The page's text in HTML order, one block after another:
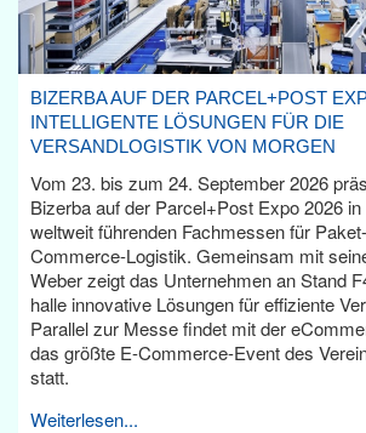
BIZERBA AUF DER PARCEL+POST
INTELLIGENTE LÖSUNGEN FÜR DIE
VERSANDLOGISTIK VON MORGEN
Vom 23. bis zum 24. September 2026
Bizerba auf der Parcel+Post Expo 2026
weltweit führenden Fachmessen für
Commerce-Logistik. Gemeinsam mit
Weber zeigt das Unternehmen an Stand
halle innovative Lösungen für effiziente
Parallel zur Messe findet mit der
das größte E-Commerce-Event des
statt.
Weiterlesen...